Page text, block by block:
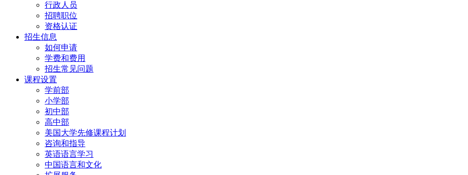
行政人员
招聘职位
资格认证
招生信息
如何申请
学费和费用
招生常见问题
课程设置
学前部
小学部
初中部
高中部
美国大学先修课程计划
咨询和指导
英语语言学习
中国语言和文化